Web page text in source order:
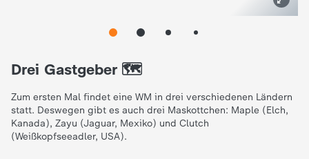
Drei Gastgeber 🗺️
Zum ersten Mal findet eine WM in drei verschiedenen Ländern
statt. Deswegen gibt es auch drei Maskottchen: Maple (Elch,
Kanada), Zayu (Jaguar, Mexiko) und Clutch
(Weißkopfseeadler, USA).